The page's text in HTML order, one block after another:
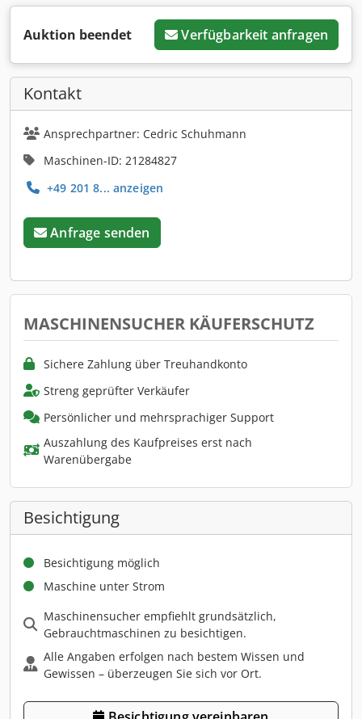
Auktion beendet Verfügbarkeit anfragen
Kontakt
Ansprechpartner: Cedric Schuhmann
Maschinen-ID: 21284827
+49 201 8... anzeigen
Anfrage senden
MASCHINENSUCHER KÄUFERSCHUTZ
Sichere Zahlung über Treuhandkonto
Streng geprüfter Verkäufer
Persönlicher und mehrsprachiger Support
Auszahlung des Kaufpreises erst nach
Warenübergabe
Besichtigung
Besichtigung möglich
Maschine unter Strom
Maschinensucher empfiehlt grundsätzlich,
Gebrauchtmaschinen zu besichtigen.
Alle Angaben erfolgen nach bestem Wissen und
Gewissen – überzeugen Sie sich vor Ort.